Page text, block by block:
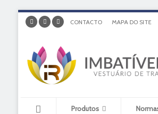
CONTACTO MAPA DO SITE
Produtos